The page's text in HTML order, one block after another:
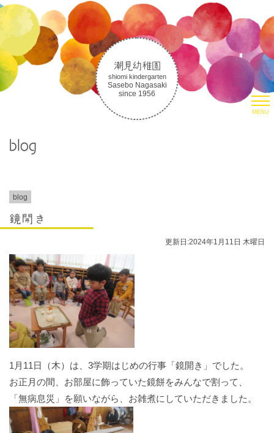
潮見幼稚園
shiomi kindergarten
Sasebo Nagasaki
since 1956
MENU
朝のお集まりについて
入園案内
入園に関する情報
あそぼう会の情報
お問い合わせ
お知らせ
blog
ママサークルしおみ
blog
blog
鏡開き
更新日:2024年1月11日 木曜日
1月11日（木）は、3学期はじめの行事「鏡開き」でした。
お正月の間、お部屋に飾っていた鏡餅をみんなで割って、
「無病息災」を願いながら、お雑煮にしていただきました。